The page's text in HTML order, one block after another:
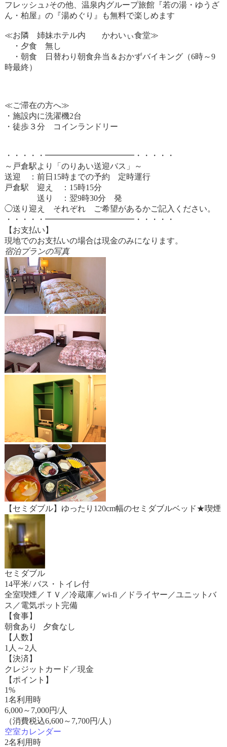
フレッシュ♪その他、温泉内グループ旅館『若の湯・ゆうざ
ん・柏屋』の『湯めぐり』も無料で楽しめます
≪お隣 姉妹ホテル内 かわいぃ食堂≫
・夕食 無し
・朝食 日替わり朝食弁当＆おかずバイキング（6時～9
時最終）
≪ご滞在の方へ≫
・施設内に洗濯機2台
・徒歩３分 コインランドリー
・・・・・━━━━━━━━━━━・・・・・
～戸倉駅より「のりあい送迎バス」～
送迎 ：前日15時までの予約 定時運行
戸倉駅 迎え ：15時15分
送り ：翌9時30分 発
◯送り迎え それぞれ ご希望があるかご記入ください。
・・・・・━━━━━━━━━━━・・・・・
【お支払い】
現地でのお支払いの場合は現金のみになります。
宿泊プランの写真
【セミダブル】ゆったり120cm幅のセミダブルベッド★喫煙
セミダブル
14平米/ バス・トイレ付
全室喫煙／ＴＶ／冷蔵庫／wi-fi ／ドライヤー／ユニットバ
ス／電気ポット完備
【食事】
朝食あり 夕食なし
【人数】
1人～2人
【決済】
クレジットカード／現金
【ポイント】
1%
1名利用時
6,000～ 7,000円/人
（消費税込6,600～7,700円/人）
空室カレンダー
2名利用時